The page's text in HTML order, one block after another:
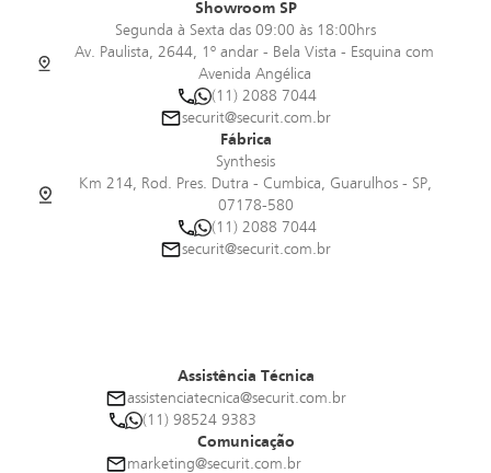
Showroom SP
Segunda à Sexta das 09:00 às 18:00hrs
Av. Paulista, 2644, 1º andar - Bela Vista - Esquina com
Avenida Angélica
(11) 2088 7044
securit@securit.com.br
Fábrica
Synthesis
Km 214, Rod. Pres. Dutra - Cumbica, Guarulhos - SP,
07178-580
(11) 2088 7044
securit@securit.com.br
Assistência Técnica
assistenciatecnica@securit.com.br
(11) 98524 9383
Comunicação
marketing@securit.com.br